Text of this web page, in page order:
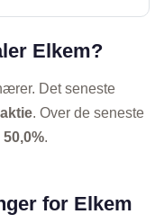
Elkem?
Det seneste
. Over de seneste
50,0%.
for Elkem